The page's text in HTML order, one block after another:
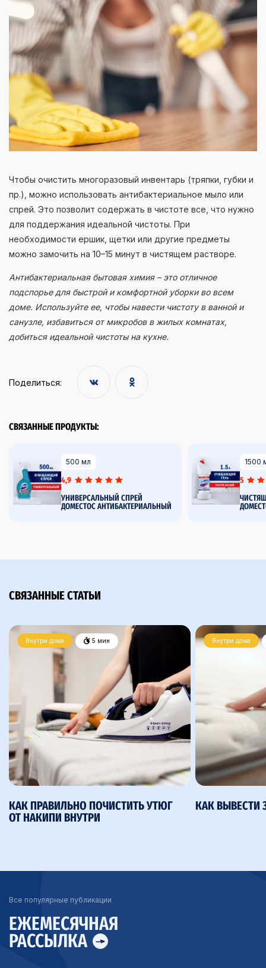
Чтобы очистить многоразовый инвентарь (тряпки, губки и
пр.), можно использовать антибактериальное мыло или
спрей. Это позволит содержать в чистоте все, что нужно
для поддержания идеальной чистоты. При
необходимости ершик, щетки или другие предметы
можно замочить на 10–15 минут в чистящем растворе.
Антибактериальная бытовая химия – это отличное
подспорье для быстрой и комфортной уборки во всем
доме. Используйте ее, чтобы навести чистоту в ванной и
санузле, избавиться от микробов в жилых комнатах,
добиться идеальной чистоты на кухне.
Поделиться:
СВЯЗАННЫЕ ПРОДУКТЫ:
4,9
500 мл
УНИВЕРСАЛЬНЫЙ СПРЕЙ
ДОМЕСТОС АНТИБАКТЕРИАЛЬНЫЙ
5
1500
СВЯЗАННЫЕ СТАТЬИ
Внутри дома 5 мин
КАК ПРАВИЛЬНО ПОЧИСТИТЬ УТЮГ
ОТ НАКИПИ ВНУТРИ
Внутри дома
КАК ВЫВЕСТИ
Все популярные публикации
ЕЖЕМЕСЯЧНАЯ
РАССЫЛКА